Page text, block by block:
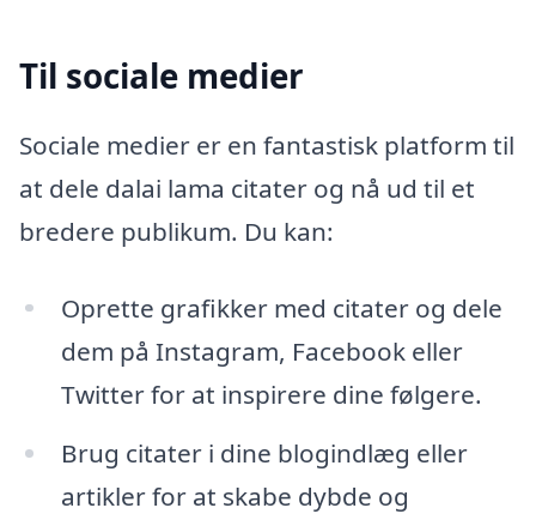
Til sociale medier
Sociale medier er en fantastisk platform til
at dele dalai lama citater og nå ud til et
bredere publikum. Du kan:
Oprette grafikker med citater og dele
dem på Instagram, Facebook eller
Twitter for at inspirere dine følgere.
Brug citater i dine blogindlæg eller
artikler for at skabe dybde og